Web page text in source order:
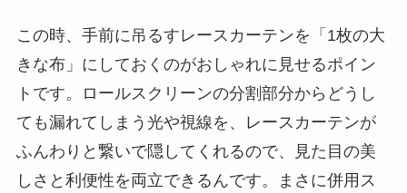
この時、手前に吊るすレースカーテンを「1枚の大
きな布」にしておくのがおしゃれに見せるポイン
トです。ロールスクリーンの分割部分からどうし
ても漏れてしまう光や視線を、レースカーテンが
ふんわりと繋いで隠してくれるので、見た目の美
しさと利便性を両立できるんです。まさに併用ス